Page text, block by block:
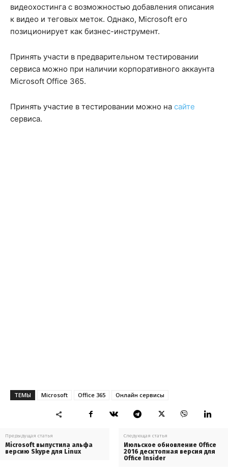
видеохостинга с возможностью добавления описания
к видео и теговых меток. Однако, Microsoft его
позиционирует как бизнес-инструмент.
Принять участи в предварительном тестировании
сервиса можно при наличии корпоративного аккаунта
Microsoft Office 365.
Принять участие в тестировании можно на сайте
сервиса.
ТЕМЫ Microsoft Office 365 Онлайн сервисы
Предыдущая статья
Microsoft выпустила альфа
версию Skype для Linux
Следующая статья
Июльское обновление Office
2016 десктопная версия для
Office Insider